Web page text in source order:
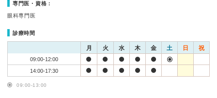
専門医・資格：
眼科専門医
診療時間
月 火 水 木 金 土 日 祝
09:00-12:00
14:00-17:30
09:00-13:00